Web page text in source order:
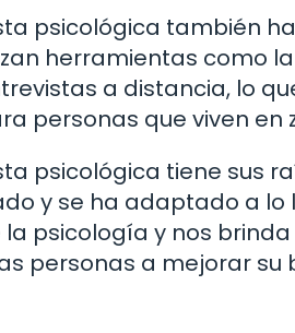
psicológica también
herramientas como
a distancia, lo
personas que viven
psicológica tiene sus
y se ha adaptado a lo
psicología y nos
personas a mejorar su